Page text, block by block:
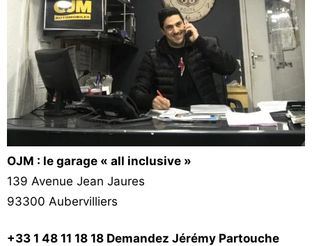
Vos
chroniques
Les
bonnes
adresses
OJM : le garage « all inclusive »
139 Avenue Jean Jaures
93300 Aubervilliers
+33 1 48 11 18 18 Demandez Jérémy Partouche